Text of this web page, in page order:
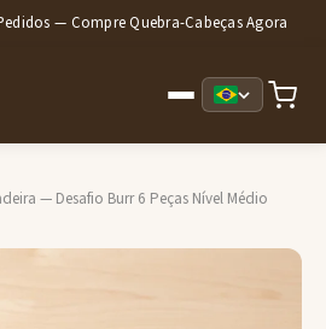
— Compre Quebra-Cabeças Agora
— Desafio Burr 6 Peças Nível Médio